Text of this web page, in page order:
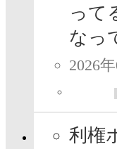
って
なっ
2026
利権